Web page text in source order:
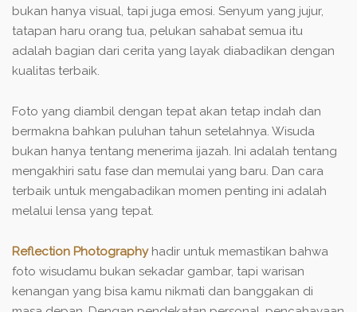
bukan hanya visual, tapi juga emosi. Senyum yang jujur,
tatapan haru orang tua, pelukan sahabat semua itu
adalah bagian dari cerita yang layak diabadikan dengan
kualitas terbaik.
Foto yang diambil dengan tepat akan tetap indah dan
bermakna bahkan puluhan tahun setelahnya. Wisuda
bukan hanya tentang menerima ijazah. Ini adalah tentang
mengakhiri satu fase dan memulai yang baru. Dan cara
terbaik untuk mengabadikan momen penting ini adalah
melalui lensa yang tepat.
Reflection Photographyhadir untuk memastikan bahwa
foto wisudamu bukan sekadar gambar, tapi warisan
kenangan yang bisa kamu nikmati dan banggakan di